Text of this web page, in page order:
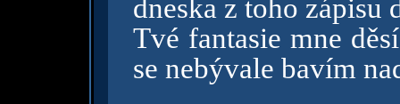
dneska z toho
Tvé fantasie mne
se nebývale bavím